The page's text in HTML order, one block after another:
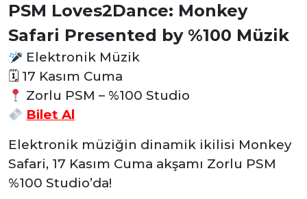
PSM Loves2Dance: Monkey
Safari Presented by %100 Müzik
Elektronik Müzik
🗓 17 Kasım Cuma
Zorlu PSM – %100 Studio
Bilet Al
Elektronik müziğin dinamik ikilisi Monkey
Safari, 17 Kasım Cuma akşamı Zorlu PSM
%100 Studio’da!